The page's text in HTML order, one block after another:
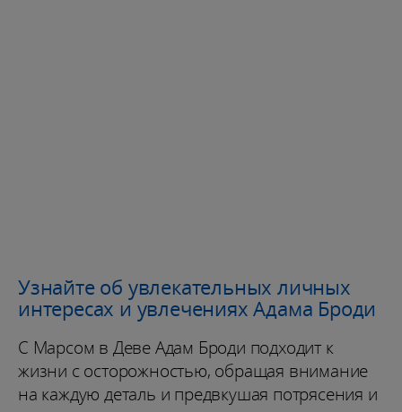
Узнайте об увлекательных личных
интересах и увлечениях Адама Броди
С Марсом в Деве Адам Броди подходит к
жизни с осторожностью, обращая внимание
на каждую деталь и предвкушая потрясения и